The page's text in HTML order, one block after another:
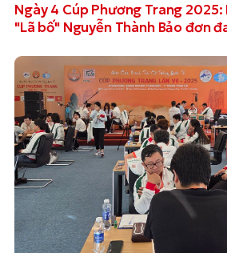
Ngày 4 Cúp Phương Trang
"Lã bố" Nguyễn Thành Bảo đơn